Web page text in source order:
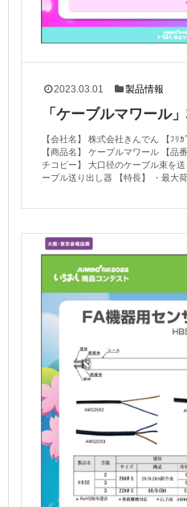
2023.03.01 製品情報
「ケーブルマワール
【会社名】 株式会社きんでん 【ﾌﾘ
【商品名】 ケーブルマワール 【品
チコピー】 大口径のケーブル束を
ーブル送り出し器 【特長】 ・最大荷